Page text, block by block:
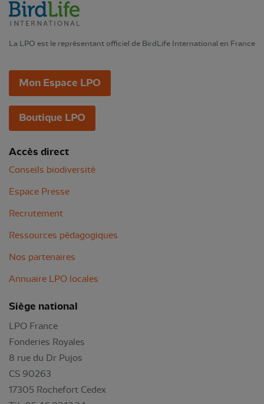
La LPO est le représentant officiel de BirdLife International en France
Mon Espace LPO
Boutique LPO
Accès direct
Conseils biodiversité
Espace Presse
Recrutement
Ressources pédagogiques
Nos partenaires
Annuaire LPO locales
Siège national
LPO France
Fonderies Royales
8 rue du Dr Pujos
CS 90263
17305 Rochefort Cedex